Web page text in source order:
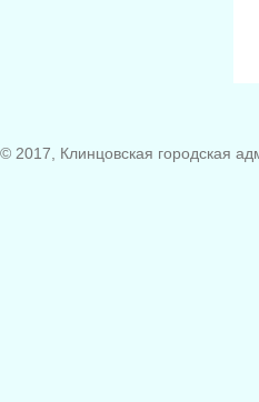
© 2017, Клинцовская городская